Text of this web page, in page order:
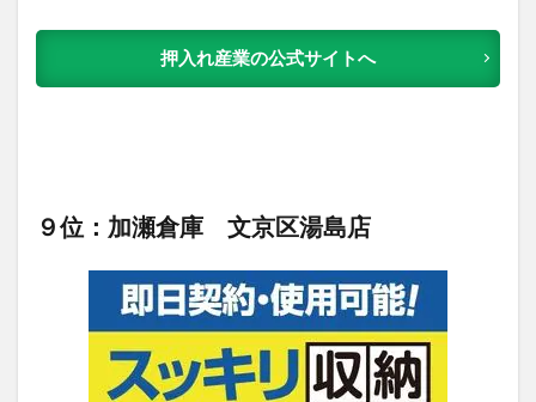
押入れ産業の公式サイトへ
９位：加瀬倉庫 文京区湯島店